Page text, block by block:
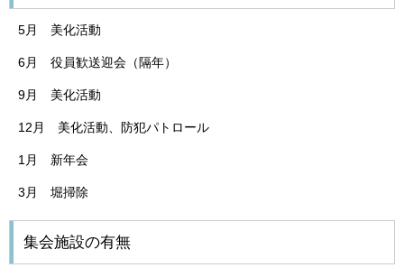
5月 美化活動
6月 役員歓送迎会（隔年）
9月 美化活動
12月 美化活動、防犯パトロール
1月 新年会
3月 堀掃除
集会施設の有無